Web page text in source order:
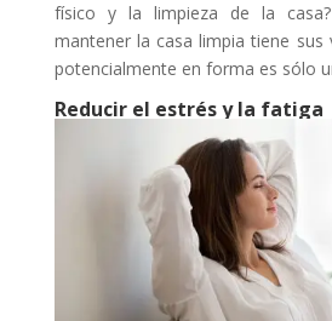
físico y la limpieza de la
mantener la casa limpia tiene sus
potencialmente en forma es sólo
Reducir el estrés y la fatiga